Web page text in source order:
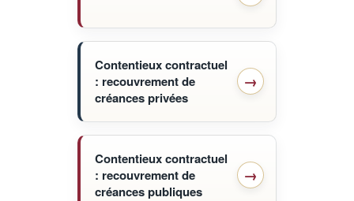
Contentieux contractuel
: recouvrement de
créances privées
Contentieux contractuel
: recouvrement de
créances publiques